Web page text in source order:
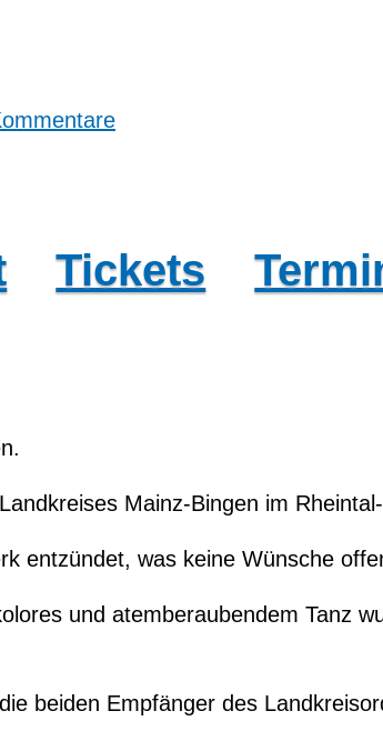
Tickets
Mainz-Bingen im
entzündet, was keine Wünsche
und atemberaubendem Tanz
beiden Empfänger des